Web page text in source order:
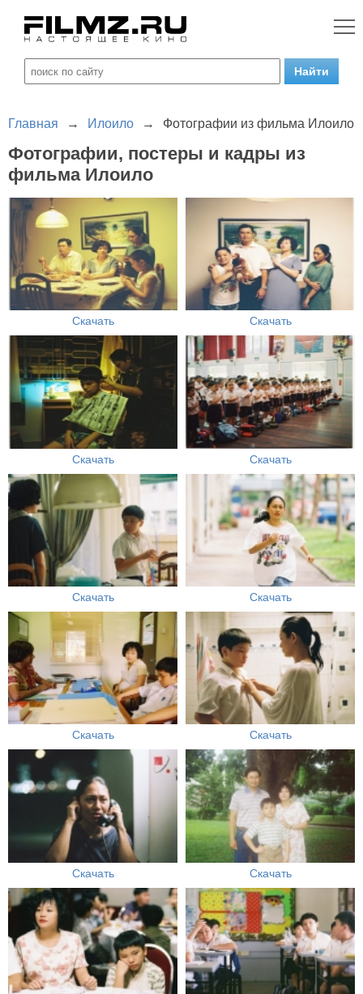
Главная → Илоило → Фотографии из фильма Илоило
Фотографии, постеры и кадры из
фильма Илоило
Скачать Скачать
Скачать Скачать
Скачать Скачать
Скачать Скачать
Скачать Скачать